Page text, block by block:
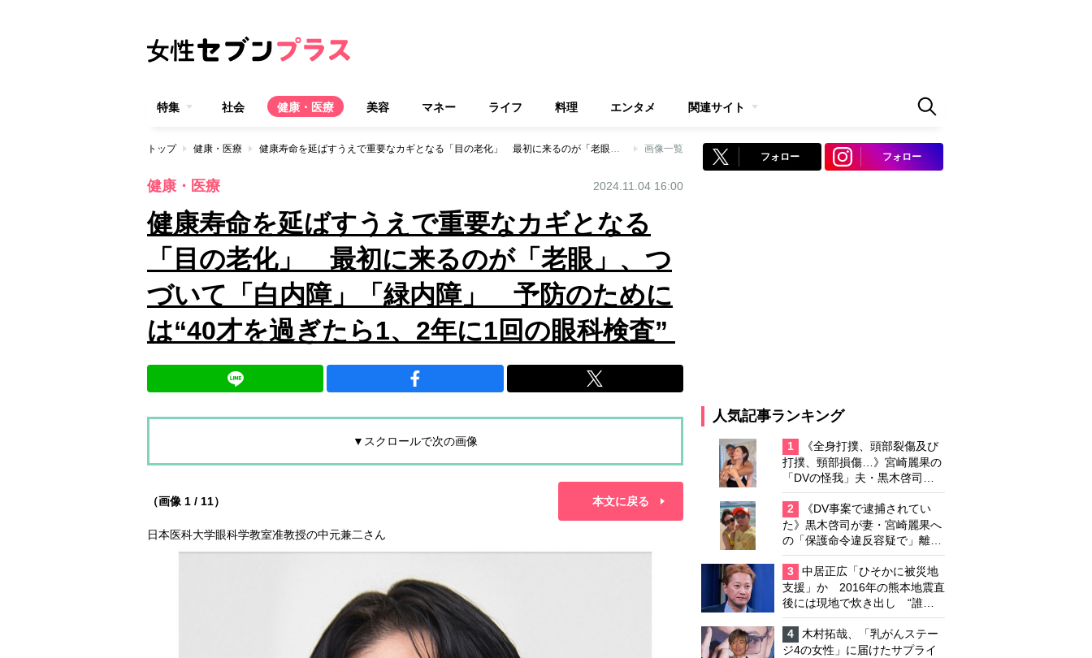
特集 社会 健康・医療 美容 マネー ライフ 料理 エンタメ 関連サイト
トップ 健康・医療 健康寿命を延ばすうえで重要なカギとなる「目の老化」 最初に来るのが「老眼」、つづいて「白内障」「緑内障」 予防のためには“40才を過ぎたら1、2年に1回の眼科検査” 画像一覧
健康・医療 2024.11.04 16:00
健康寿命を延ばすうえで重要なカギとなる
「目の老化」 最初に来るのが「老眼」、つ
づいて「白内障」「緑内障」 予防のために
は“40才を過ぎたら1、2年に1回の眼科検査”
▼スクロールで次の画像
（画像 1 / 11） 本文に戻る
日本医科大学眼科学教室准教授の中元兼二さん
フォロー フォロー
人気記事ランキング
1
《全身打撲、頭部裂傷及び
打撲、頸部損傷…》宮崎麗果の
「DVの怪我」夫・黒木啓司の
逮捕で始まる「夫婦の闘争」
2
《DV事案で逮捕されてい
た》黒木啓司が妻・宮崎麗果へ
の「保護命令違反容疑で」離婚
協議は「第二ステージ」へ
3
中居正広「ひそかに被災地
支援」か 2016年の熊本地震直
後には現地で炊き出し “誰に
も知られなくて良い”と、むし
ろ強まる福祉活動への思い
4
木村拓哉、「乳がんステー
ジ4の女性」に届けたサプライ